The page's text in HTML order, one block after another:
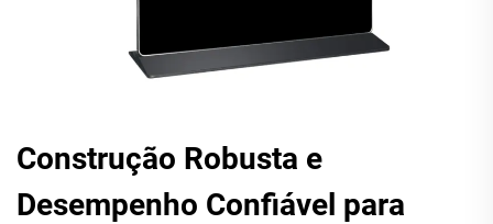
Construção Robusta e
Desempenho Confiável para